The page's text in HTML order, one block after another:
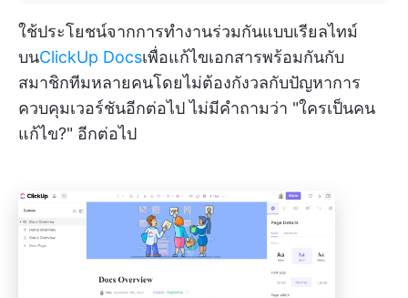
ใช้ประโยชน์จากการทำงานร่วมกันแบบเรียลไทม์
บนClickUp Docsเพื่อแก้ไขเอกสารพร้อมกันกับ
สมาชิกทีมหลายคนโดยไม่ต้องกังวลกับปัญหาการ
ควบคุมเวอร์ชันอีกต่อไป ไม่มีคำถามว่า "ใครเป็นคน
แก้ไข?" อีกต่อไป